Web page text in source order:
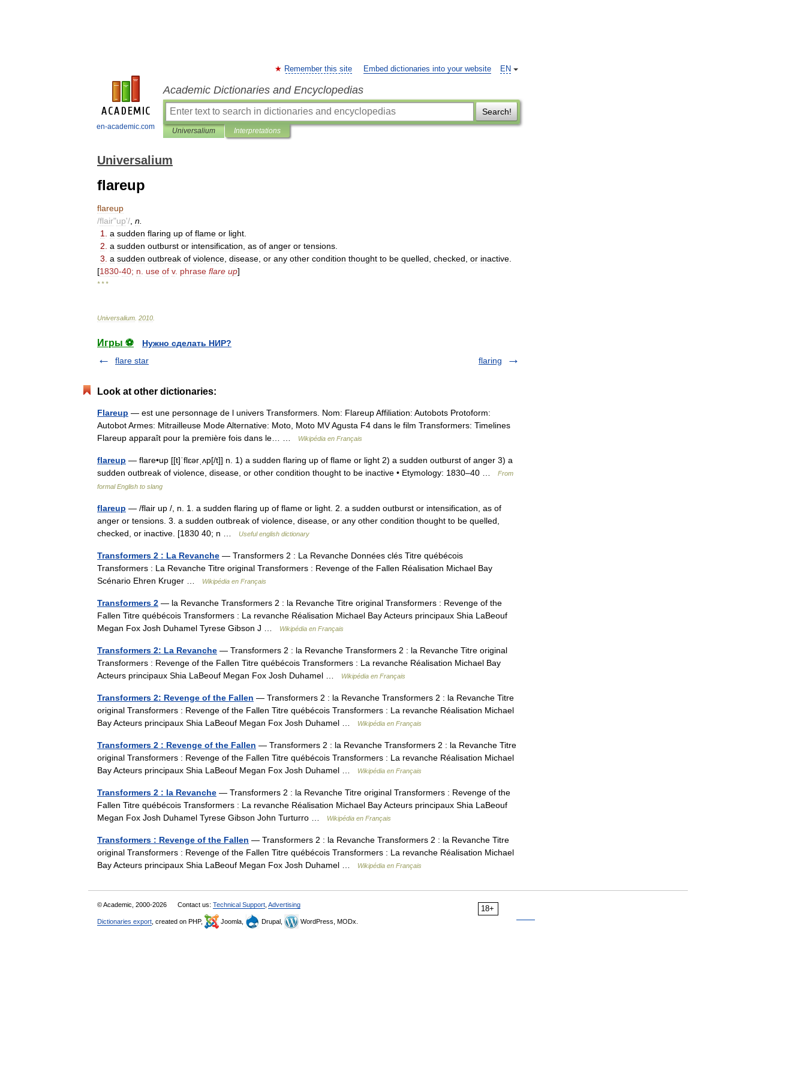
en-academic.com
EN
Remember this site Embed dictionaries into your website
Academic Dictionaries and Encyclopedias
Search!
Universalium Interpretations
Universalium
flareup
flareup
/flair"up'/ n
1
a sudden flaring up of flame or light
2 a sudden outburst or intensification as of anger or tensions
3 a sudden outbreak of violence disease or any other condition thought to be quelled checked or inactive
[1830-40; n use of v. phrase flare up]
* * *
Universalium 2010
Игры ⚽
Нужно сделать НИР?
flare star
flaring
Look at other dictionaries:
Flareup — est une personnage de l univers Transformers. Nom: Flareup Affiliation: Autobots Protoform:
Autobot Armes: Mitrailleuse Mode Alternative: Moto, Moto MV Agusta F4 dans le film Transformers: Timelines
Flareup apparaît pour la première fois dans le… …
Wikipédia en Français
flareup — flare•up [[t]ˈflɛərˌʌp[/t]] n. 1) a sudden flaring up of flame or light 2) a sudden outburst of anger 3) a
sudden outbreak of violence, disease, or other condition thought to be inactive • Etymology: 1830–40 …
From
formal English to slang
flareup — /flair up /, n. 1. a sudden flaring up of flame or light. 2. a sudden outburst or intensification, as of
anger or tensions. 3. a sudden outbreak of violence, disease, or any other condition thought to be quelled,
checked, or inactive. [1830 40; n …
Useful english dictionary
Transformers 2 : La Revanche — Transformers 2 : La Revanche Données clés Titre québécois
Transformers : La Revanche Titre original Transformers : Revenge of the Fallen Réalisation Michael Bay
Scénario Ehren Kruger …
Wikipédia en Français
Transformers 2 — la Revanche Transformers 2 : la Revanche Titre original Transformers : Revenge of the
Fallen Titre québécois Transformers : La revanche Réalisation Michael Bay Acteurs principaux Shia LaBeouf
Megan Fox Josh Duhamel Tyrese Gibson J …
Wikipédia en Français
Transformers 2: La Revanche — Transformers 2 : la Revanche Transformers 2 : la Revanche Titre original
Transformers : Revenge of the Fallen Titre québécois Transformers : La revanche Réalisation Michael Bay
Acteurs principaux Shia LaBeouf Megan Fox Josh Duhamel …
Wikipédia en Français
Transformers 2: Revenge of the Fallen — Transformers 2 : la Revanche Transformers 2 : la Revanche Titre
original Transformers : Revenge of the Fallen Titre québécois Transformers : La revanche Réalisation Michael
Bay Acteurs principaux Shia LaBeouf Megan Fox Josh Duhamel …
Wikipédia en Français
Transformers 2 : Revenge of the Fallen — Transformers 2 : la Revanche Transformers 2 : la Revanche Titre
original Transformers : Revenge of the Fallen Titre québécois Transformers : La revanche Réalisation Michael
Bay Acteurs principaux Shia LaBeouf Megan Fox Josh Duhamel …
Wikipédia en Français
Transformers 2 : la Revanche — Transformers 2 : la Revanche Titre original Transformers : Revenge of the
Fallen Titre québécois Transformers : La revanche Réalisation Michael Bay Acteurs principaux Shia LaBeouf
Megan Fox Josh Duhamel Tyrese Gibson John Turturro …
Wikipédia en Français
Transformers : Revenge of the Fallen — Transformers 2 : la Revanche Transformers 2 : la Revanche Titre
original Transformers : Revenge of the Fallen Titre québécois Transformers : La revanche Réalisation Michael
Bay Acteurs principaux Shia LaBeouf Megan Fox Josh Duhamel …
Wikipédia en Français
18+
© Academic, 2000-2026 Contact us: Technical Support Advertising
Dictionaries export , created on PHP, Joomla, Drupal, WordPress, MODx.